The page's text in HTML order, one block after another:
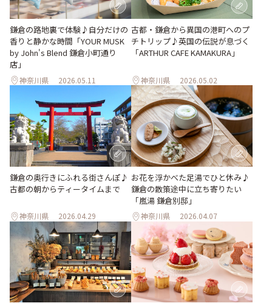
鎌倉の路地裏で体験♪自分だけの
香りと静かな時間「YOUR MUSK
by John's Blend 鎌倉小町通り
店」
神奈川県 2026.05.11
古都・鎌倉から異国の港町へのプ
チトリップ♪英国の伝説が息づく
「ARTHUR CAFE KAMAKURA」
神奈川県 2026.05.02
鎌倉の奥行きにふれる街さんぽ♪
古都の朝からティータイムまで
神奈川県 2026.04.29
お花を浮かべた足湯でひと休み♪
鎌倉の散策途中に立ち寄りたい
「嵐湯 鎌倉別邸」
神奈川県 2026.04.07